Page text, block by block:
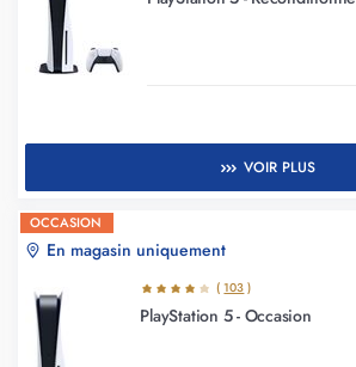
VOIR PLUS
OCCASION
En magasin uniquement
( 103 )
PlayStation 5 - Occasion